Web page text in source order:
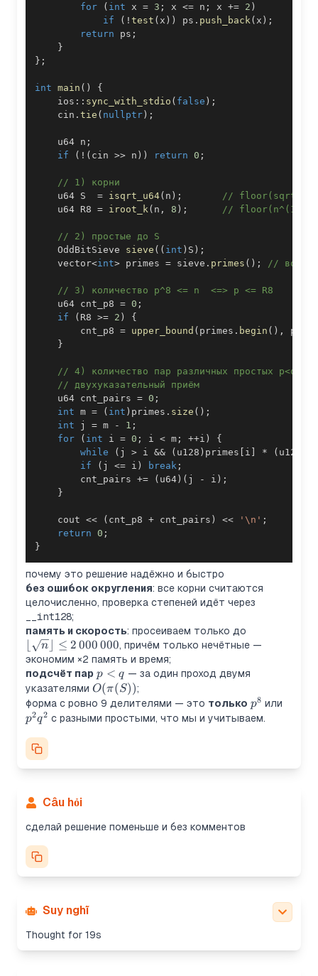
for
( int x = 3 ; x <= n ; x += 2 )
if
( ! test ( x ) ) ps . push_back ( x ) ;
return ps ;
}
} ;
int main ( )
{
    ios
:: sync_with_stdio ( false ) ;
    cin
. tie ( nullptr ) ;
    u64 n
;
if
( ! ( cin >> n ) ) return 0 ;
// 1) корни
    u64 S
= isqrt_u64( n ) ;
// floor(sqrt(n))
    u64 R8
= iroot_k ( n , 8 ) ; // floor(n^(1/8))
// 2) простые до S
    OddBitSieve
sieve ( ( int ) S ) ;
    vector
<int> primes = sieve . primes ( ) ; //
// 3) количество p^8 <= n  <=> p <= R8
    u64 cnt_p8
= 0 ;
if
( R8 >= 2 )
{
        cnt_p8
= upper_bound ( primes . begin ( ) ,
}
// 4) количество пар различных простых p<q:
// двухуказательный приём
    u64 cnt_pairs
= 0 ;
int m = ( int ) primes . size ( ) ;
int j = m - 1 ;
for
( int i = 0 ; i < m ; ++i )
{
while
( j > i && ( u128 ) primes i * ( u128
if
( j <= i ) break ;
        cnt_pairs
+= ( u64 ) ( j - i ) ;
}
    cout
<< ( cnt_p8 + cnt_pairs ) << '\n' ;
return 0 ;
}
почему это решение надёжно и быстро
без ошибок округления: все корни считаются
целочисленно, проверка степеней идёт через
__int128;
память и скорость: просеиваем только до
2\,000\,000
n ≤ 2 000 000, причём только нечётные —
экономим ×2 память и время;
подсчёт пар p<q
p < q — за один проход двумя
указателями O(\pi(S))
O(π(S));
форма с ровно 9 делителями — это только p^8
p8 или
p2q2 с разными простыми, что мы и учитываем.
Câu hỏi
сделай решение поменьше и без комментов
Suy nghĩ
Thought for 19s